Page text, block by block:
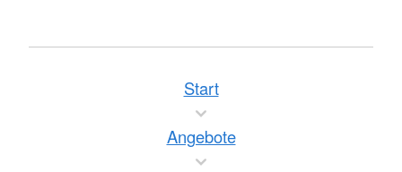
Start
Angebote